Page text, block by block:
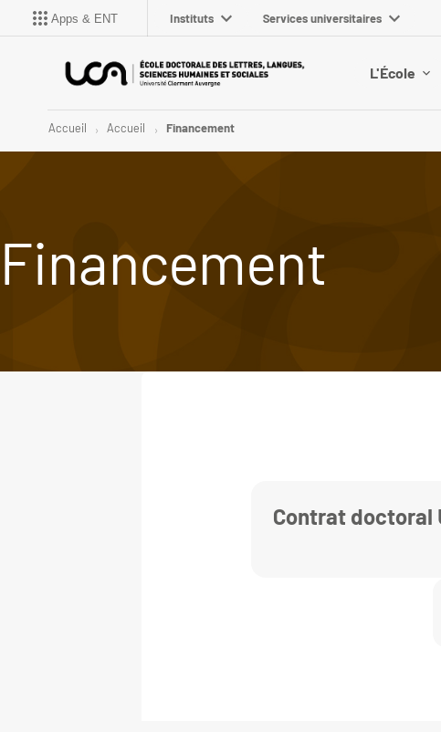
Apps & ENT Instituts Services universitaires
L'École
Accueil Accueil Financement
Financement
Contrat doctoral